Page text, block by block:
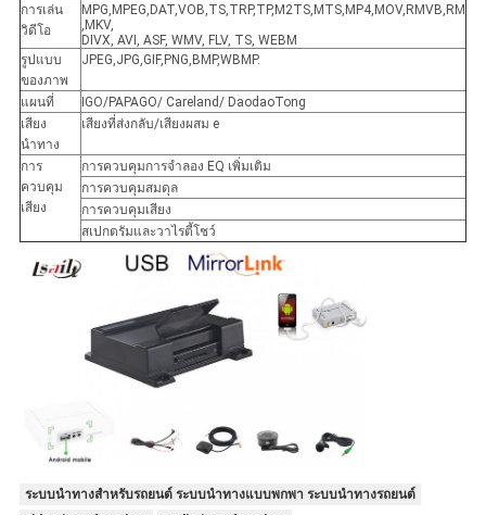
การเล่น
วิดีโอ
MPG,MPEG,DAT,VOB,TS,TRP,TP,M2TS,MTS,MP4,MOV,RMVB,RM
,MKV,
DIVX, AVI, ASF, WMV, FLV, TS, WEBM
รูปแบบ
ของภาพ
JPEG,JPG,GIF,PNG,BMP,WBMP.
แผนที่
IGO/PAPAGO/ Careland/ DaodaoTong
เสียง
นำทาง
เสียงที่ส่งกลับ/เสียงผสม e
การ
ควบคุม
เสียง
การควบคุมการจำลอง EQ เพิ่มเติม
การควบคุมสมดุล
การควบคุมเสียง
สเปกตรัมและวาไรตี้โชว์
ระบบนำทางสำหรับรถยนต์ ระบบนำทางแบบพกพา ระบบนำทางรถยนต์